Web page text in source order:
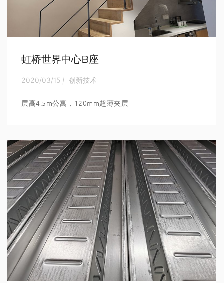
虹桥世界中心B座
2020/03/15 | 创新技术
层高4.5m公寓，120mm超薄夹层